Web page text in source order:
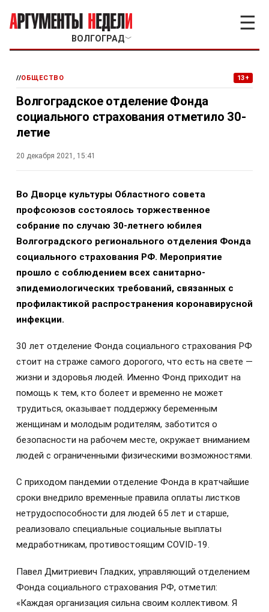
ВОЛГОГРАД﹀
☰
//ОБЩЕСТВО 13+
Волгоградское отделение Фонда
социального страхования отметило 30-
летие
20 декабря 2021, 15:41
Во Дворце культуры Областного совета
профсоюзов состоялось торжественное
собрание по случаю 30-летнего юбилея
Волгоградского регионального отделения Фонда
социального страхования РФ. Мероприятие
прошло с соблюдением всех санитарно-
эпидемиологических требований, связанных с
профилактикой распространения коронавирусной
инфекции.
30 лет отделение Фонда социального страхования РФ
стоит на страже самого дорогого, что есть на свете —
жизни и здоровья людей. Именно Фонд приходит на
помощь к тем, кто болеет и временно не может
трудиться, оказывает поддержку беременным
женщинам и молодым родителям, заботится о
безопасности на рабочем месте, окружает вниманием
людей с ограниченными физическими возможностями.
С приходом пандемии отделение Фонда в кратчайшие
сроки внедрило временные правила оплаты листков
нетрудоспособности для людей 65 лет и старше,
реализовало специальные социальные выплаты
медработникам, противостоящим COVID-19.
Павел Дмитриевич Гладких, управляющий отделением
Фонда социального страхования РФ, отметил:
«Каждая организация сильна своим коллективом. Я